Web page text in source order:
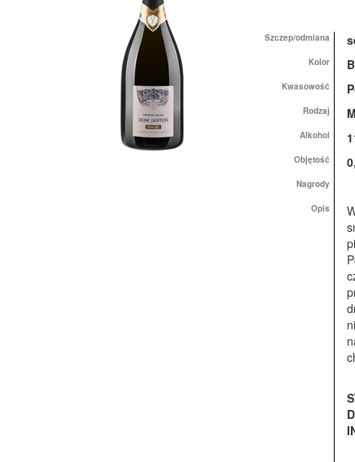
Szczep/odmiana
Kolor
Kwasowość
Rodzaj
Alkohol
Objętość
Nagrody
Opis